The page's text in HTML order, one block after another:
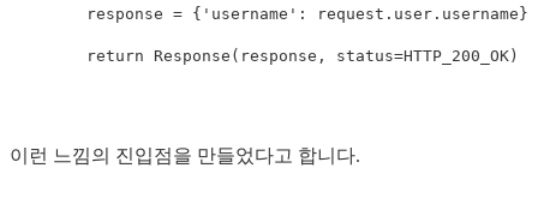
response = { 'username' : request . user . username }
return Response ( response , status=HTTP_200_OK )
이런 느낌의 진입점을 만들었다고 합니다.